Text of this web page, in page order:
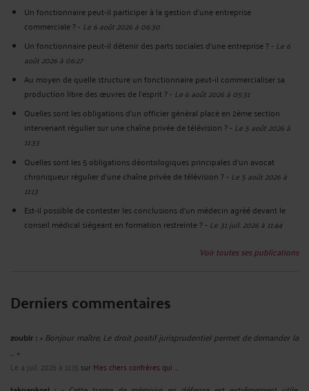
Un fonctionnaire peut-il participer à la gestion d’une entreprise
commerciale ?- Le 6 août 2026 à 06:30
Un fonctionnaire peut-il détenir des parts sociales d’une entreprise ?- Le 6
août 2026 à 06:27
Au moyen de quelle structure un fonctionnaire peut-il commercialiser sa
production libre des œuvres de l’esprit ?- Le 6 août 2026 à 05:31
Quelles sont les obligations d’un officier général placé en 2ème section
intervenant régulier sur une chaîne privée de télévision ?- Le 5 août 2026 à
11:33
Quelles sont les 5 obligations déontologiques principales d’un avocat
chroniqueur régulier d’une chaîne privée de télévision ?- Le 5 août 2026 à
11:13
Est-il possible de contester les conclusions d’un médecin agréé devant le
conseil médical siégeant en formation restreinte ?- Le 31 juil. 2026 à 11:44
Voir toutes ses publications
Derniers commentaires
zoubir : « Bonjour maître, Le droit positif jurisprudentiel permet de demander la
... »
Le 4 juil. 2026 à 11:15 sur Mes chers confrères qui ...